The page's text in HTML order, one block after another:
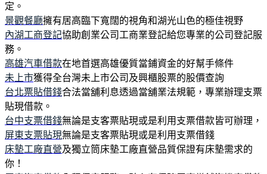
定。
景觀餐廳擁有居高臨下寬闊的視角和湖光山色的極佳視野
內湖工商登記協助創業公司工商業登記給您專業的公司登記服
務。
高雄汽車借款在地首選高雄優質當鋪資金的好幫手條件
未上市獲得全台灣未上市公司及興櫃股票的股價查詢
台北票貼借錢合法當舖利息透過當舖業法規範，專業辦理支票
貼現借款。
台中支票借錢無論是支客票貼現或是利用支票借款皆可辦理，
屏東支票貼現無論是支客票貼現或是利用支票借錢
床墊工廠直營及獨立筒床墊工廠直營品質保證有床墊需求的
你！